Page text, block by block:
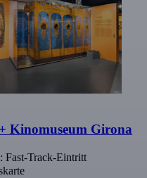
Kinomuseum Girona
Fast-Track-Eintritt